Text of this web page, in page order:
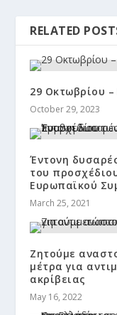
RELATED
29 Οκτωβρίου
October 29, 2023
Έντονη
του
Ευρωπαϊκού
March 25, 2021
Ζητούμε
μέτρα για
ακρίβειας
May 16, 2022